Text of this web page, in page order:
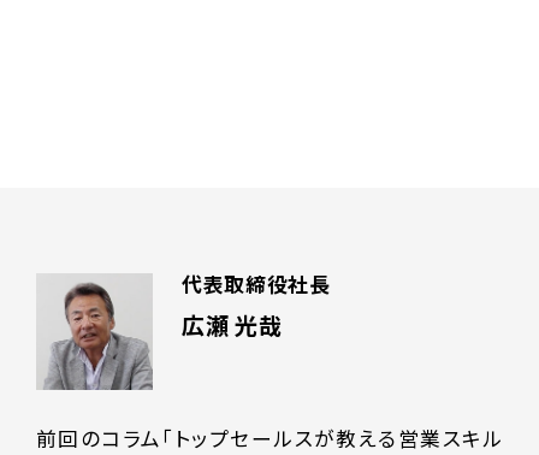
代表取締役社長
広瀬 光哉
前回のコラム「トップセールスが教える営業スキル